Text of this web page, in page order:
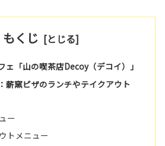
もくじ
ェ「山の喫茶店Decoy（デコイ）」
薪窯ピザのランチやテイクアウト
ー
トメニュー